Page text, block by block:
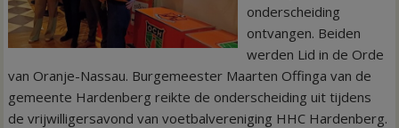
onderscheiding
ontvangen. Beiden
werden Lid in de Orde
van Oranje-Nassau. Burgemeester Maarten Offinga van de
gemeente Hardenberg reikte de onderscheiding uit tijdens
de vrijwilligersavond van voetbalvereniging HHC Hardenberg.